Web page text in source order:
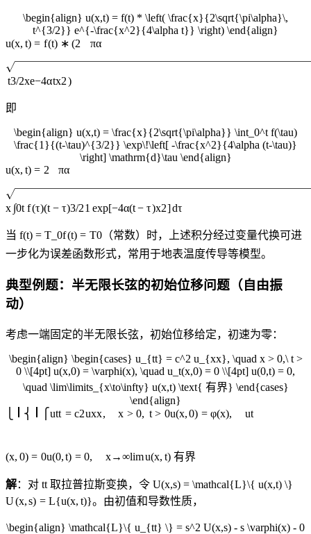
\begin{align} u(x,t) = f(t) * \left( \frac{x}{2\sqrt{\pi\alpha}\,
t^{3/2}} e^{-\frac{x^2}{4\alpha t}} \right) \end{align}
u(x, t) = f(t) ∗ (2 πα
t3/2xe−4αtx2)
即
\begin{align} u(x,t) = \frac{x}{2\sqrt{\pi\alpha}} \int_0^t f(\tau)
\frac{1}{(t-\tau)^{3/2}} \exp\!\left[ -\frac{x^2}{4\alpha (t-\tau)}
\right] \mathrm{d}\tau \end{align}
u(x, t) = 2 πα
x ∫0t f(τ)(t − τ)3/21 exp[−4α(t − τ)x2]dτ
当 f(t) = T_0f(t) = T0 （常数）时，上述积分经过变量代换可进
一步化为误差函数形式，常用于地表温度传导等模型。
典型例题：半无限长弦的初始位移问题（自由振
动）
考虑一端固定的半无限长弦，初始位移给定，初速为零：
\begin{align} \begin{cases} u_{tt} = c^2 u_{xx}, \quad x > 0,\ t >
0 \\[4pt] u(x,0) = \varphi(x), \quad u_t(x,0) = 0 \\[4pt] u(0,t) = 0,
\quad \lim\limits_{x\to\infty} u(x,t) \text{ 有界} \end{cases}
\end{align}
⎨ ⎧utt = c2uxx, x > 0, t > 0u(x, 0) = φ(x), ut
(x, 0) = 0u(0,t) = 0, x→∞limu(x, t) 有界
解：对 tt 取拉普拉斯变换，令 U(x,s) = \mathcal{L}\{ u(x,t) \}
U(x,s) = L{u(x, t)}。由初值和导数性质，
\begin{align} \mathcal{L}\{ u_{tt} \} = s^2 U(x,s) - s \varphi(x) - 0